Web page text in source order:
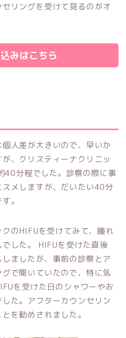
リングを受けて見るのがオ
みはこちら
人差が大きいので、早いか
、クリスティーナクリニッ
40分程でした。診察の際に事
メしますが、だいたい40分
。
のHIFUを受けてみて、腫れ
した。 HIFUを受けた直後
ましたが、事前の診察とア
で聞いていたので、特に気
を受けた日のシャワーやお
た。アフターカウンセリン
を勧めされました。